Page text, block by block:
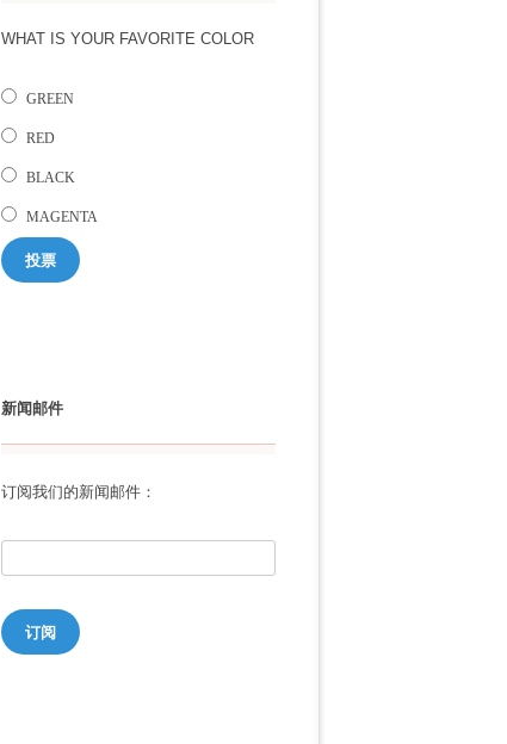
WHAT IS YOUR FAVORITE COLOR
GREEN
RED
BLACK
MAGENTA
投票
新闻邮件
订阅我们的新闻邮件：
订阅